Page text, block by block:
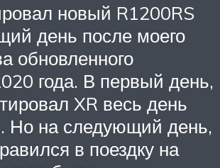
новый R1200RS
день после моего
обновленного
года. В первый день,
XR весь день
Но на следующий день,
в поездку на